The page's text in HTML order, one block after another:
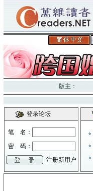
版主：
登录论坛
笔 名：
密 码：
注册新用户